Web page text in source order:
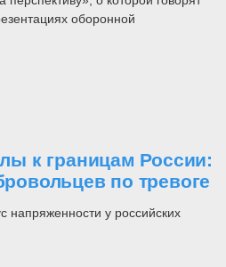
оборонной
к границам России:
по тревоге
напряженности у российских